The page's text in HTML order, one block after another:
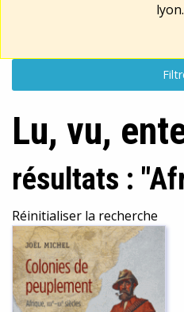
Lu, vu,
résultats :
Réinitialiser la recherche